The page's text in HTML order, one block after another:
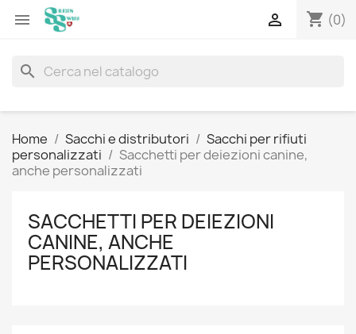
 shopping_cart (0)

search
Home Sacchi e distributori
Sacchi per rifiuti
personalizzati
Sacchetti per deiezioni canine,
anche personalizzati
SACCHETTI PER DEIEZIONI
CANINE, ANCHE
PERSONALIZZATI